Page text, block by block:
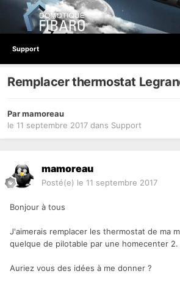
Support
Remplacer thermostat
Parmamoreau
le 11 septembre 2017 dans Support
mamoreau
Posté(e) le 11 septembre 2017
Bonjour à tous
J'aimerais remplacer les thermostat de ma
quelque de pilotable par une homecenter 2.
Auriez vous des idées à me donner ?